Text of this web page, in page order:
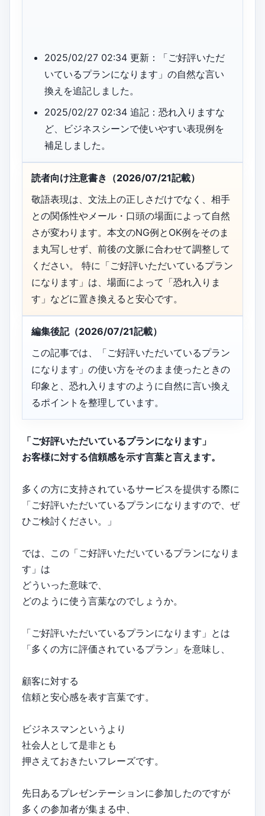
2025/02/27 02:34 更新：「ご好評いただ
いているプランになります」の自然な言い
換えを追記しました。
2025/02/27 02:34 追記：恐れ入りますな
ど、ビジネスシーンで使いやすい表現例を
補足しました。
読者向け注意書き（2026/07/21記載）
敬語表現は、文法上の正しさだけでなく、相手
との関係性やメール・口頭の場面によって自然
さが変わります。本文のNG例とOK例をそのま
ま丸写しせず、前後の文脈に合わせて調整して
ください。 特に「ご好評いただいているプラン
になります」は、場面によって「恐れ入りま
す」などに置き換えると安心です。
編集後記（2026/07/21記載）
この記事では、「ご好評いただいているプラン
になります」の使い方をそのまま使ったときの
印象と、恐れ入りますのように自然に言い換え
るポイントを整理しています。
「ご好評いただいているプランになります」
お客様に対する信頼感を示す言葉と言えます。
多くの方に支持されているサービスを提供する際に
「ご好評いただいているプランになりますので、ぜ
ひご検討ください。」
では、この「ご好評いただいているプランになりま
す」は
どういった意味で、
どのように使う言葉なのでしょうか。
「ご好評いただいているプランになります」とは
「多くの方に評価されているプラン」を意味し、
顧客に対する
信頼と安心感を表す言葉です。
ビジネスマンというより
社会人として是非とも
押さえておきたいフレーズです。
先日あるプレゼンテーションに参加したのですが
多くの参加者が集まる中、